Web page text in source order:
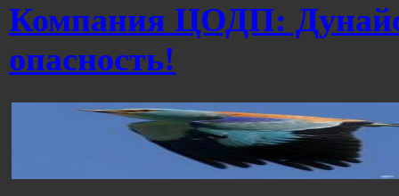
Компания ЦОДП:
опасность!